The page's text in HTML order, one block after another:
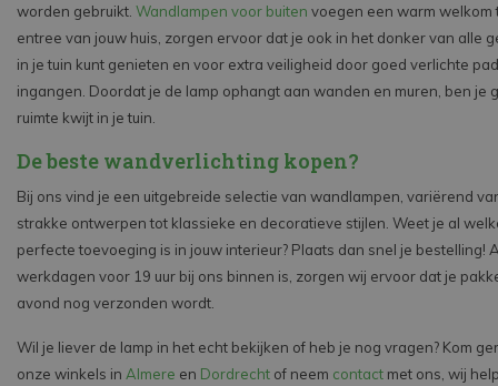
worden gebruikt. Wandlampen voor buiten voegen een warm welkom
entree van jouw huis, zorgen ervoor dat je ook in het donker van alle
in je tuin kunt genieten en voor extra veiligheid door goed verlichte
ingangen. Doordat je de lamp ophangt aan wanden en muren, ben je
ruimte kwijt in je tuin.
De beste wandverlichting kopen?
Bij ons vind je een uitgebreide selectie van wandlampen, variërend
strakke ontwerpen tot klassieke en decoratieve stijlen. Weet je al
perfecte toevoeging is in jouw interieur? Plaats dan snel je bestelling!
werkdagen voor 19 uur bij ons binnen is, zorgen wij ervoor dat je
avond nog verzonden wordt.
Wil je liever de lamp in het echt bekijken of heb je nog vragen? Kom
onze winkels in Almere en Dordrecht of neem contact met ons, wij